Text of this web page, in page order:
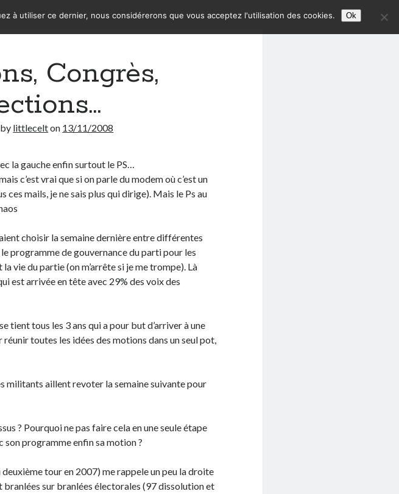
Congrès,
littlecelton 13/11/2008
la gauche enfin surtout le PS…
c’est vrai que si on parle du modem où c’est un
ces mails, je ne sais plus qui dirige). Mais le Ps au
choisir la semaine dernière entre différentes
programme de gouvernance du parti pour les
vie du partie (on m’arrête si je me trompe). Là
est arrivée en tête avec 29% des voix des
tient tous les 3 ans qui a pour but d’arriver à une
toutes les idées des motions dans un seul pot,
militants aillent revoter la semaine suivante pour
? Pourquoi ne pas faire cela en une seule étape
son programme enfin sa motion ?
deuxième tour en 2007) me rappele un peu la droite
branlées sur branlées électorales (97 dissolution et
à utiliser ce dernier, nous considérerons que vous acceptez l'utilisation des cookies. Ok